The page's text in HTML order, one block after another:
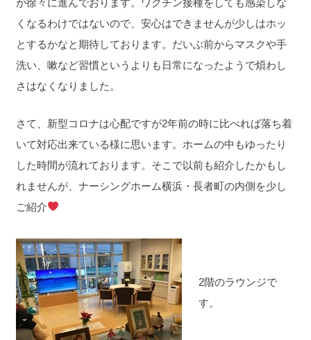
が徐々に進んでおります。ワクチン接種をしても感染しな
くなるわけではないので、安心はできませんが少しはホッ
とするかなと期待しております。だいぶ前からマスクや手
洗い、嗽など習慣というよりも日常になったようで煩わし
さはなくなりました。
さて、新型コロナは心配ですが2年前の時に比べれば落ち着
いて対応出来ている様に思います。ホームの中もゆったり
した時間が流れております。そこで以前も紹介したかもし
れませんが、ナーシングホーム横浜・長者町の内側を少し
ご紹介
2階のラウンジで
す。